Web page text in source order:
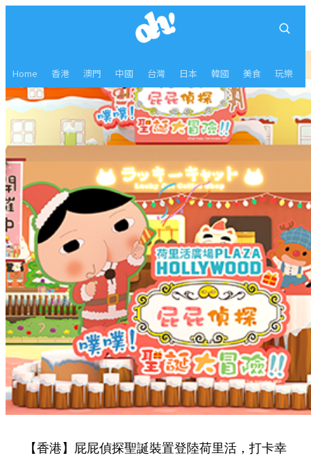
Home 香港 澳門 中國 台灣 日本 韓國 美食 玩樂
【香港】屁屁偵探聖誕裝置登陸荷里活，打卡幸